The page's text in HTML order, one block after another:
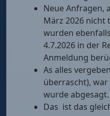
Neue Anfragen,
März 2026 nicht
wurden
4.7.2026 in der
Anmeldung
As alles
überrascht), war
wurde abgesagt.
Das ist das